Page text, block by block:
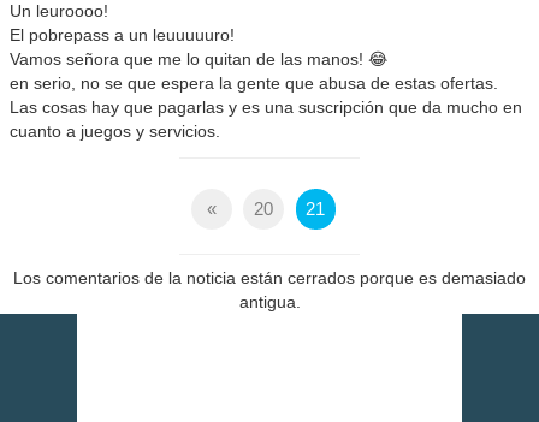
Un leuroooo!
El pobrepass a un leuuuuuro!
Vamos señora que me lo quitan de las manos! 😂
en serio, no se que espera la gente que abusa de estas ofertas.
Las cosas hay que pagarlas y es una suscripción que da mucho en
cuanto a juegos y servicios.
« 20 21
Los comentarios de la noticia están cerrados porque es demasiado
antigua.